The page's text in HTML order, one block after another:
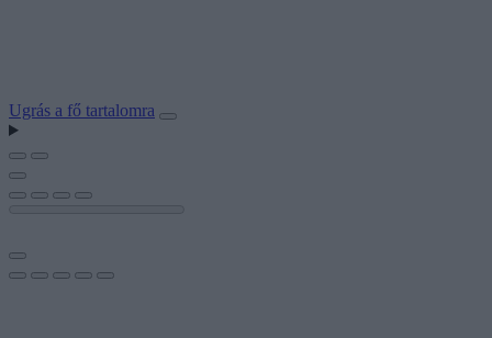
Ugrás a fő tartalomra